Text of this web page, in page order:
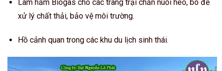
Làm hầm Biogas cho các trang trại chăn nuôi heo, bò để
xử lý chất thải, bảo vệ môi trường.
Hồ cảnh quan trong các khu du lịch sinh thái.